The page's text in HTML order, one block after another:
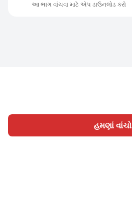
હમણાં વાંચો
આ ભાગ વાંચવા માટે એપ ડાઉનલોડ કરો
હોમ શ્રેણી લખો